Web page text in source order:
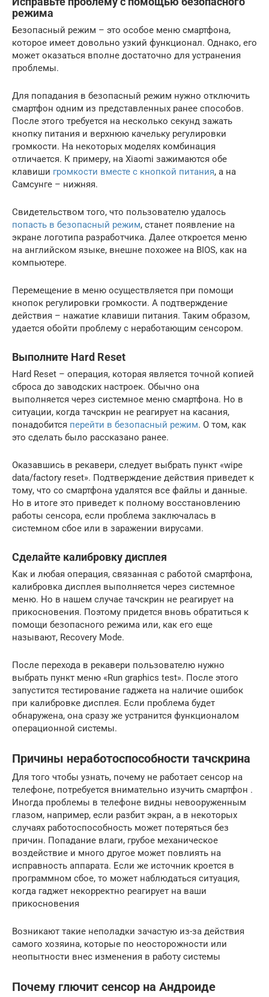
режима
Безопасный режим – это особое меню смартфона,
которое имеет довольно узкий функционал. Однако, его
может оказаться вполне достаточно для устранения
проблемы.
Для попадания в безопасный режим нужно отключить
смартфон одним из представленных ранее способов.
После этого требуется на несколько секунд зажать
кнопку питания и верхнюю качельку регулировки
громкости. На некоторых моделях комбинация
отличается. К примеру, на Xiaomi зажимаются обе
клавиши громкости вместе с кнопкой питания, а на
Самсунге – нижняя.
Свидетельством того, что пользователю удалось
попасть в безопасный режим, станет появление на
экране логотипа разработчика. Далее откроется меню
на английском языке, внешне похожее на BIOS, как на
компьютере.
Перемещение в меню осуществляется при помощи
кнопок регулировки громкости. А подтверждение
действия – нажатие клавиши питания. Таким образом,
удается обойти проблему с неработающим сенсором.
Выполните Hard Reset
Hard Reset – операция, которая является точной копией
сброса до заводских настроек. Обычно она
выполняется через системное меню смартфона. Но в
ситуации, когда тачскрин не реагирует на касания,
понадобится перейти в безопасный режим. О том, как
это сделать было рассказано ранее.
Оказавшись в рекавери, следует выбрать пункт «wipe
data/factory reset». Подтверждение действия приведет к
тому, что со смартфона удалятся все файлы и данные.
Но в итоге это приведет к полному восстановлению
работы сенсора, если проблема заключалась в
системном сбое или в заражении вирусами.
Сделайте калибровку дисплея
Как и любая операция, связанная с работой смартфона,
калибровка дисплея выполняется через системное
меню. Но в нашем случае тачскрин не реагирует на
прикосновения. Поэтому придется вновь обратиться к
помощи безопасного режима или, как его еще
называют, Recovery Mode.
После перехода в рекавери пользователю нужно
выбрать пункт меню «Run graphics test». После этого
запустится тестирование гаджета на наличие ошибок
при калибровке дисплея. Если проблема будет
обнаружена, она сразу же устранится функционалом
операционной системы.
Причины неработоспособности тачскрина
Для того чтобы узнать, почему не работает сенсор на
телефоне, потребуется внимательно изучить смартфон .
Иногда проблемы в телефоне видны невооруженным
глазом, например, если разбит экран, а в некоторых
случаях работоспособность может потеряться без
причин. Попадание влаги, грубое механическое
воздействие и много другое может повлиять на
исправность аппарата. Если же источник кроется в
программном сбое, то может наблюдаться ситуация,
когда гаджет некорректно реагирует на ваши
прикосновения
Возникают такие неполадки зачастую из-за действия
самого хозяина, которые по неосторожности или
неопытности внес изменения в работу системы
Почему глючит сенсор на Андроиде